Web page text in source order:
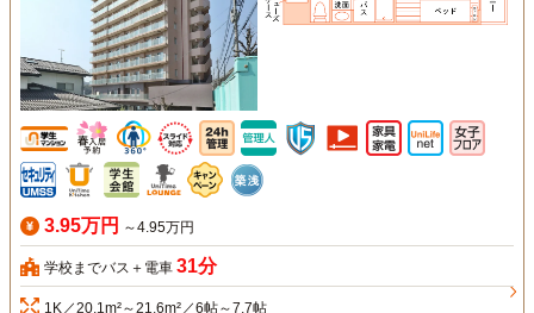
3.95万円 ～4.95万円
学校までバス＋電車 31分
1K／20.1m²～21.6m²／6帖～7.7帖